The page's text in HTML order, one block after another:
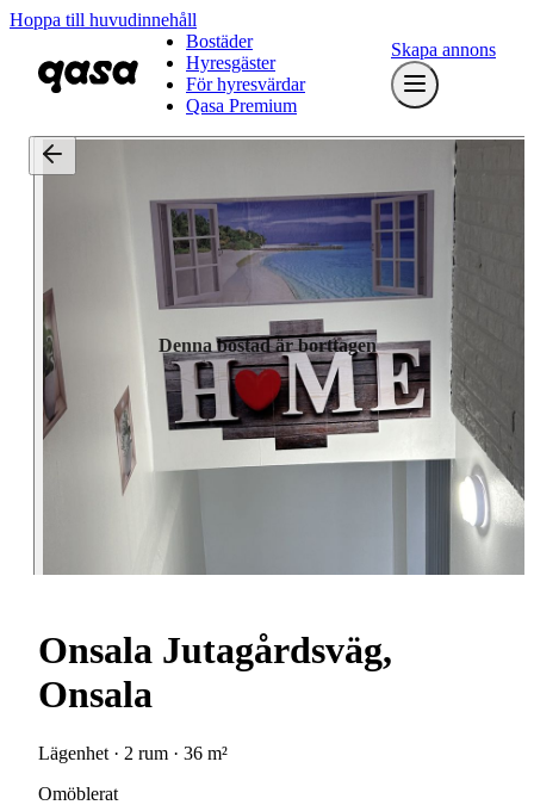
Hoppa till huvudinnehåll
Bostäder
Hyresgäster
För hyresvärdar
Qasa Premium
Skapa annons
Denna bostad är borttagen
Onsala Jutagårdsväg,
Onsala
Lägenhet · 2 rum · 36 m²
Omöblerat